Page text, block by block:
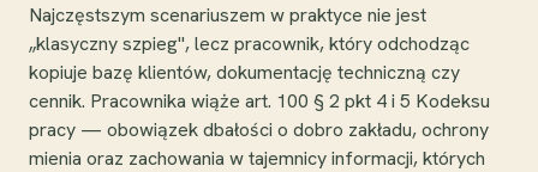
Najczęstszym scenariuszem w praktyce nie jest
„klasyczny szpieg", lecz pracownik, który odchodząc
kopiuje bazę klientów, dokumentację techniczną czy
cennik. Pracownika wiąże art. 100 § 2 pkt 4 i 5 Kodeksu
pracy — obowiązek dbałości o dobro zakładu, ochrony
mienia oraz zachowania w tajemnicy informacji, których